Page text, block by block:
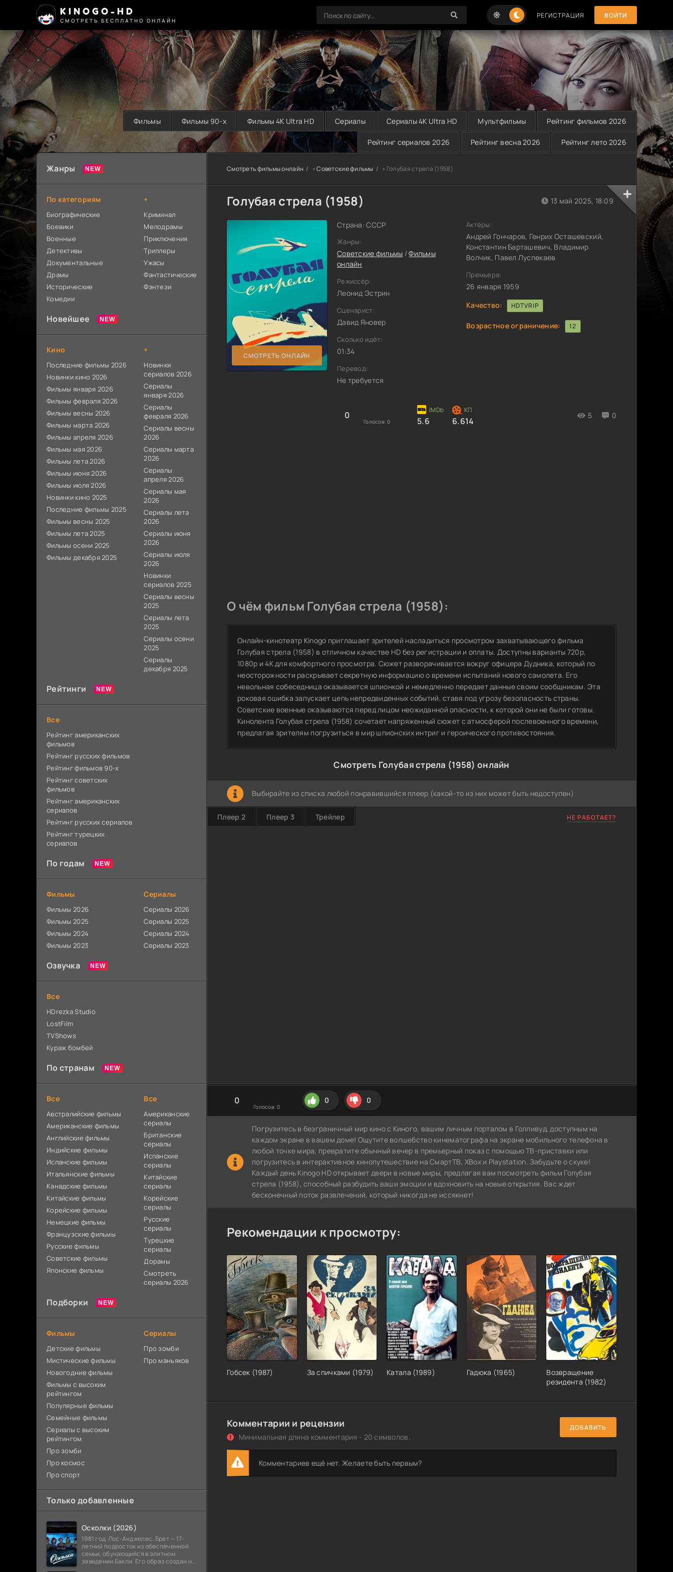
KINOGO-HD
СМОТРЕТЬ БЕСПЛАТНО ОНЛАЙН
РЕГИСТРАЦИЯ ВОЙТИ
Фильмы Фильмы 90-х Фильмы 4K Ultra HD Сериалы Сериалы 4K Ultra HD Мультфильмы Рейтинг фильмов 2026
Рейтинг сериалов 2026 Рейтинг весна 2026 Рейтинг лето 2026
Смотреть фильмы онлайн »Советские фильмы » Голубая стрела (1958)
Голубая стрела (1958)
СМОТРЕТЬ ОНЛАЙН
Страна: СССР
Жанры:
Советские фильмы /Фильмы
онлайн
Режиссёр:
Леонид Эстрин
Сценарист:
Давид Яновер
Сколько идёт:
01:34
Перевод:
Не требуется
0
Голосов: 0 5.6 6.614
5 0
13 май 2025, 18:09
Актёры:
Андрей Гончаров, Генрих Осташевский,
Константин Барташевич, Владимир
Волчик, Павел Луспекаев
Премьера:
26 января 1959
Качество:
HDTVRIP
Возрастное ограничение: 12
О чём фильм Голубая стрела (1958):
Онлайн-кинотеатр Kinogo приглашает зрителей насладиться просмотром захватывающего фильма
Голубая стрела (1958) в отличном качестве HD без регистрации и оплаты. Доступны варианты 720p,
1080p и 4K для комфортного просмотра. Сюжет разворачивается вокруг офицера Дудника, который по
неосторожности раскрывает секретную информацию о времени испытаний нового самолета. Его
невольная собеседница оказывается шпионкой и немедленно передает данные своим сообщникам. Эта
роковая ошибка запускает цепь непредвиденных событий, ставя под угрозу безопасность страны.
Советские военные оказываются перед лицом неожиданной опасности, к которой они не были готовы.
Кинолента Голубая стрела (1958) сочетает напряженный сюжет с атмосферой послевоенного времени,
предлагая зрителям погрузиться в мир шпионских интриг и героического противостояния.
Смотреть Голубая стрела (1958) онлайн
Выбирайте из списка любой понравившийся плеер (какой-то из них может быть недоступен)
Плеер 2 Плеер 3 Трейлер НЕ РАБОТАЕТ?
0
Голосов: 0
0 0
Погрузитесь в безграничный мир кино с Киного, вашим личным порталом в Голливуд, доступным на
каждом экране в вашем доме! Ощутите волшебство кинематографа на экране мобильного телефона в
любой точке мира, превратите обычный вечер в премьерный показ с помощью ТВ-приставки или
погрузитесь в интерактивное кинопутешествие на СмартТВ, XBox и Playstation. Забудьте о скуке!
Каждый день Kinogo HD открывает двери в новые миры, предлагая вам посмотреть фильм Голубая
стрела (1958), способный разбудить ваши эмоции и вдохновить на новые открытия. Вас ждет
бесконечный поток развлечений, который никогда не иссякнет!
Рекомендации к просмотру:
Гобсек (1987) За спичками (1979) Катала (1989) Гадюка (1965)
Возвращение
резидента (1982)
Комментарии и рецензии
Минимальная длина комментария - 20 символов.
ДОБАВИТЬ
Комментариев ещё нет. Желаете быть первым?
Жанры
По категориям
Биографические
Боевики
Военные
Детективы
Документальные
Драмы
Исторические
Комедии
+
Криминал
Мелодрамы
Приключения
Триллеры
Ужасы
Фантастические
Фэнтези
Новейшее
Кино
Последние фильмы 2026
Новинки кино 2026
Фильмы января 2026
Фильмы февраля 2026
Фильмы весны 2026
Фильмы марта 2026
Фильмы апреля 2026
Фильмы мая 2026
Фильмы лета 2026
Фильмы июня 2026
Фильмы июля 2026
Новинки кино 2025
Последние фильмы 2025
Фильмы весны 2025
Фильмы лета 2025
Фильмы осени 2025
Фильмы декабря 2025
+
Новинки
сериалов 2026
Сериалы
января 2026
Сериалы
февраля 2026
Сериалы весны
2026
Сериалы марта
2026
Сериалы
апреля 2026
Сериалы мая
2026
Сериалы лета
2026
Сериалы июня
2026
Сериалы июля
2026
Новинки
сериалов 2025
Сериалы весны
2025
Сериалы лета
2025
Сериалы осени
2025
Сериалы
декабря 2025
Рейтинги
Все
Рейтинг американских
фильмов
Рейтинг русских фильмов
Рейтинг фильмов 90-х
Рейтинг советских
фильмов
Рейтинг американских
сериалов
Рейтинг русских сериалов
Рейтинг турецких
сериалов
По годам
Фильмы
Фильмы 2026
Фильмы 2025
Фильмы 2024
Фильмы 2023
Сериалы
Сериалы 2026
Сериалы 2025
Сериалы 2024
Сериалы 2023
Озвучка
Все
HDrezka Studio
LostFilm
TVShows
Кураж бомбей
По странам
Все
Австралийские фильмы
Американские фильмы
Английские фильмы
Индийские фильмы
Испанские фильмы
Итальянские фильмы
Канадские фильмы
Китайские фильмы
Корейские фильмы
Немецкие фильмы
Французские фильмы
Русские фильмы
Советские фильмы
Японские фильмы
Все
Американские
сериалы
Британские
сериалы
Испанские
сериалы
Китайские
сериалы
Корейские
сериалы
Русские
сериалы
Турецкие
сериалы
Дорамы
Смотреть
сериалы 2026
Подборки
Фильмы
Детские фильмы
Мистические фильмы
Новогодние фильмы
Фильмы с высоким
рейтингом
Популярные фильмы
Семейные фильмы
Сериалы с высоким
рейтингом
Про зомби
Про космос
Про спорт
Сериалы
Про зомби
Про маньяков
Только добавленные
Осколки (2026)
1981 год. Лос-Анджелес. Брет — 17-
летний подросток из обеспеченной
семьи, обучающийся в элитном
заведении Бакли. Его образ создан на